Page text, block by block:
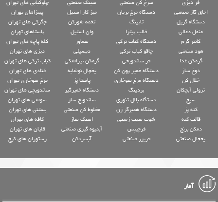
فر دیزی
اجاق گاز صنعتی
دستگاه گریل
منقل ذغالی
کانتر گرم
هود صنعتی
گرمکن غذا
دوغ ساز
خلال کن
ترولی آبچکان
سیخ
کته پز
قالب کته
دمکن برنج
یخچال صنعتی
سرخ کن صنعتی
دستگاه مرغ بریان
تاپینگ
قالب پیتزا
دستگاه کباب ترکی
چاقو کباب ترکی
فر ساندویچی
دستگاه خمیر پهن کن
دستگاه مرغ سوخاری
بردینگ
دستگاه بلال تنوری
دستگاه همبرگر زن
شوت سیب زمینی
فرچیپس
فریزر صنعتی
سینک صنعتی
میز کار استیل
تخمه شورکن
وان استیل
سماور
دیسپلی
گرمکن پیراشکی
یخچال نوشابه
پاستا پز
دستگاه خمیرگیر
ساندویچ ساز
مخلوط کن صنعتی
اسنک ساز
آبمیوه گیری صنعتی
آبسردکن
چلوکبابی های تهران
پیتزاهای تهران
جگرکی های تهران
پاستاهای تهران
کله پاچه های تهران
دیزی های تهران
کباب ترکی های تهران
قنادی های تهران
مرغ سوخاری تهران
ساندویچی های تهران
سوشی های تهران
بستنی های تهران
کافه های تهران
قلیان های تهران
رستوران های کرج
آمار